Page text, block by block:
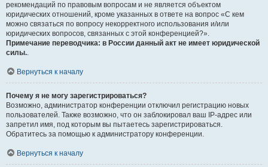
рекомендаций по правовым вопросам и не является объектом
юридических отношений, кроме указанных в ответе на вопрос «С кем
можно связаться по вопросу некорректного использования и/или
юридических вопросов, связанных с этой конференцией?».
Примечание переводчика: в России данный акт не имеет юридической
силы..
Вернуться к началу
Почему я не могу зарегистрироваться?
Возможно, администратор конференции отключил регистрацию новых
пользователей. Также возможно, что он заблокировал ваш IP-адрес или
запретил имя, под которым вы пытаетесь зарегистрироваться.
Обратитесь за помощью к администратору конференции.
Вернуться к началу